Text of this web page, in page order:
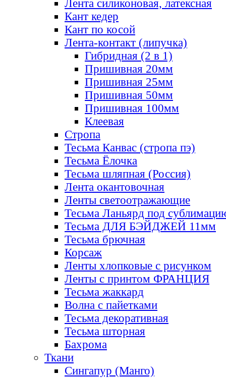
Лента силиконовая, латексная
Кант кедер
Кант по косой
Лента-контакт (липучка)
Гибридная (2 в 1)
Пришивная 20мм
Пришивная 25мм
Пришивная 50мм
Пришивная 100мм
Клеевая
Стропа
Тесьма Канвас (стропа пэ)
Тесьма Ёлочка
Тесьма шляпная (Россия)
Лента окантовочная
Ленты светоотражающие
Тесьма Ланьярд под
Тесьма ДЛЯ БЭЙДЖЕЙ 11мм
Тесьма брючная
Корсаж
Ленты хлопковые с рисунком
Ленты с принтом ФРАНЦИЯ
Тесьма жаккард
Волна с пайетками
Тесьма декоративная
Тесьма шторная
Бахрома
Ткани
Сингапур (Манго)